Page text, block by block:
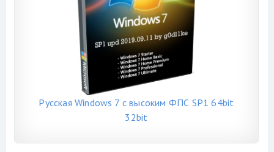
Русская Windows 7 с высоким ФПС SP1 64bit
32bit